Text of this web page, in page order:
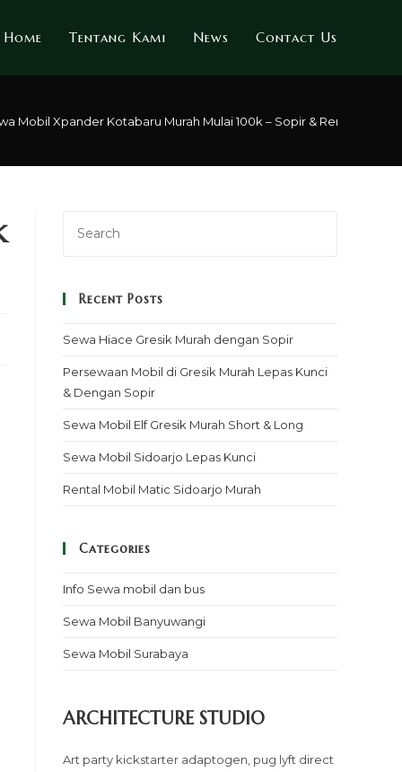
Home Tentang Kami News Contact Us
Mobil Xpander Kotabaru Murah Mulai 100k – Sopir & Rental Lepas
Recent Posts
Sewa Hiace Gresik Murah dengan Sopir
Persewaan Mobil di Gresik Murah Lepas Kunci
& Dengan Sopir
Sewa Mobil Elf Gresik Murah Short & Long
Sewa Mobil Sidoarjo Lepas Kunci
Rental Mobil Matic Sidoarjo Murah
Categories
Info Sewa mobil dan bus
Sewa Mobil Banyuwangi
Sewa Mobil Surabaya
ARCHITECTURE STUDIO
Art party kickstarter adaptogen, pug lyft direct